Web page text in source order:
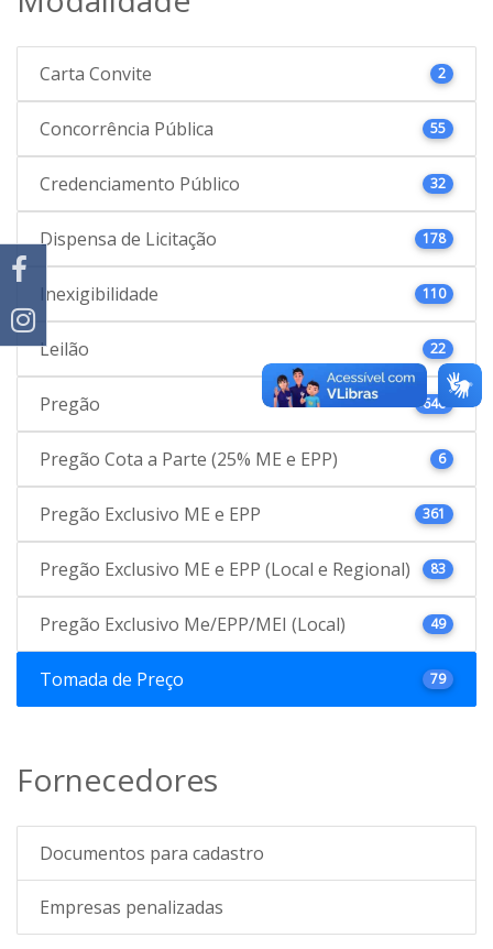
Carta Convite 2
Concorrência Pública 55
Credenciamento Público 32
Dispensa de Licitação 178
Inexigibilidade 110
Leilão 22
Pregão 646
Pregão Cota a Parte (25% ME e EPP) 6
Pregão Exclusivo ME e EPP 361
Pregão Exclusivo ME e EPP (Local e Regional) 83
Pregão Exclusivo Me/EPP/MEI (Local) 49
Tomada de Preço 79
Fornecedores
Documentos para cadastro
Empresas penalizadas